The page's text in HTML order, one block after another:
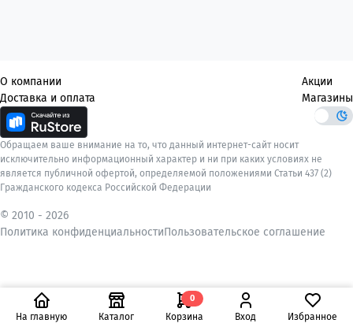
На главную Каталог
0
Корзина Вход Избранное
О компании
Доставка и оплата
Акции
Магазины
Обращаем ваше внимание на то, что данный интернет-сайт носит
исключительно информационный характер и ни при каких условиях не
является публичной офертой, определяемой положениями Статьи 437 (2)
Гражданского кодекса Российской Федерации
© 2010 - 2026
Политика конфиденциальностиПользовательское соглашение